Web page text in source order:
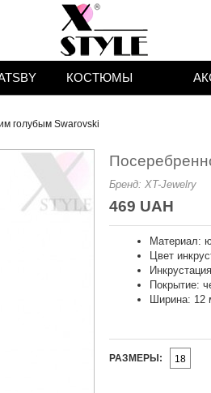
голубым Swarovski
Бренд: XT-Jewelry
469 UAH
Материал:
Цвет
Покрытие:
Ширина: 12
РАЗМЕРЫ: 18
КОСТЮМЫ